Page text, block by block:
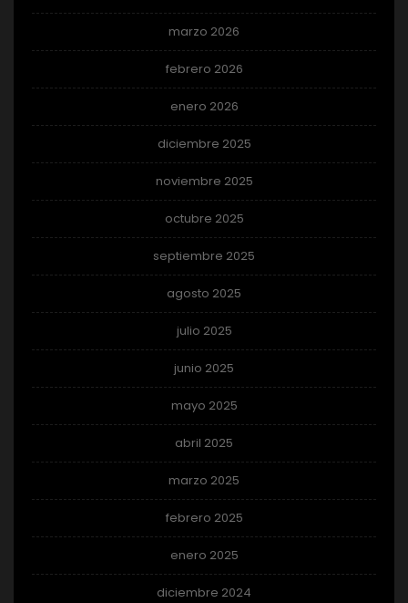
marzo 2026
febrero 2026
enero 2026
diciembre 2025
noviembre 2025
octubre 2025
septiembre 2025
agosto 2025
julio 2025
junio 2025
mayo 2025
abril 2025
marzo 2025
febrero 2025
enero 2025
diciembre 2024